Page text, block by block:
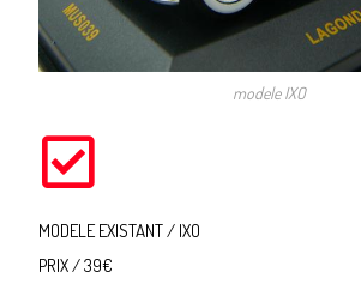
modele IXO
MODELE EXISTANT / IXO
PRIX / 39€